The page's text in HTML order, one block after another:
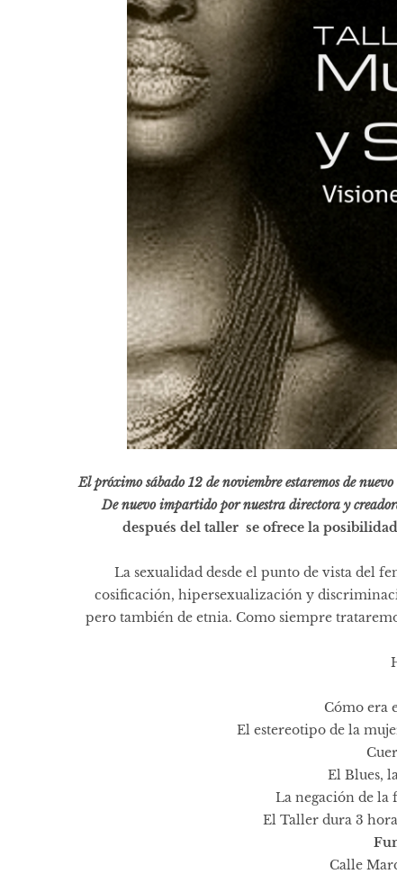
El próximo sábado 12 de noviembre estaremos de
De nuevo impartido por nuestra directora y
después del taller se ofrece la
La sexualidad desde el punto de vista del
cosificación, hipersexualización y
pero también de etnia. Como siempre
Cómo era
El estereotipo de la
El Blues,
La negación de la
El Taller dura 3
Calle